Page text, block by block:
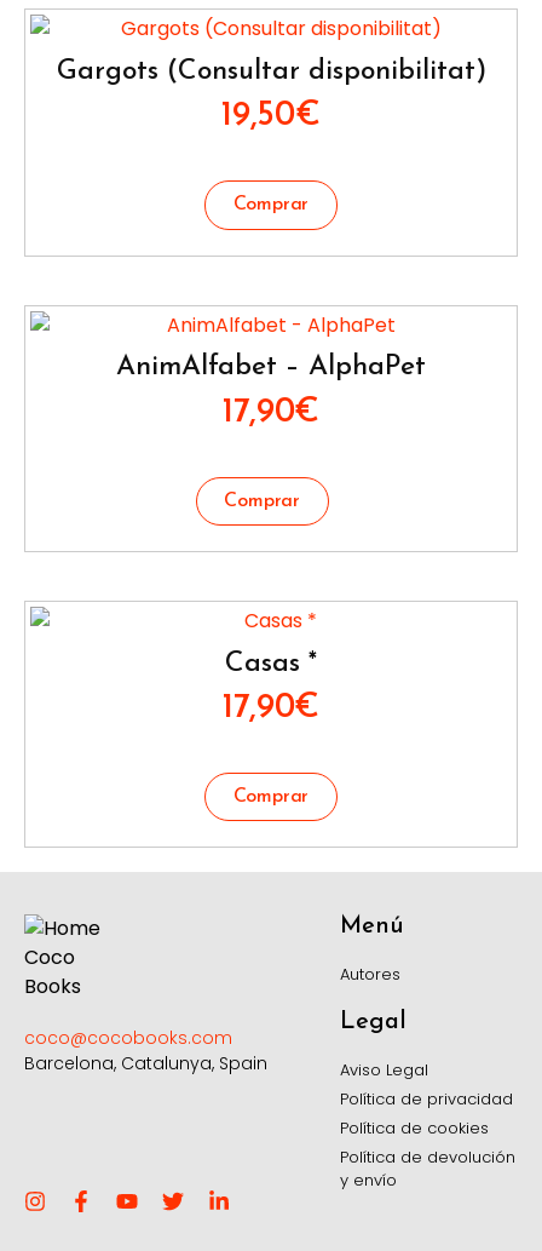
Gargots (Consultar disponibilitat)
19,50€
AnimAlfabet – AlphaPet
17,90€
Casas *
17,90€
coco@cocobooks.com
Barcelona, Catalunya, Spain
Menú
Autores
Legal
Aviso Legal
Política de privacidad
Política de cookies
Política de devolución
y envío